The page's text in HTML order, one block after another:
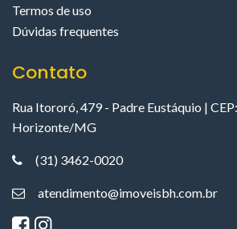
Termos de uso
Dúvidas frequentes
Contato
Rua Itororó, 479 - Padre Eustáquio |
Horizonte/MG
(31) 3462-0020
atendimento@imoveisbh.com.br